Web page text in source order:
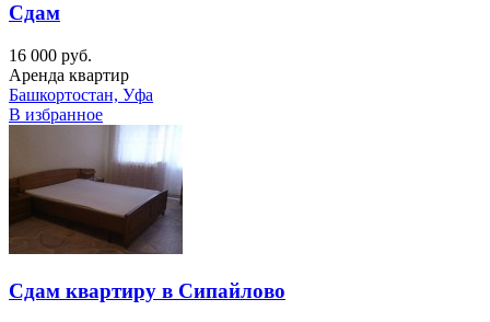
Сдам
16 000 руб.
Аренда квартир
Башкортостан, Уфа
В избранное
Сдам квартиру в Сипайлово